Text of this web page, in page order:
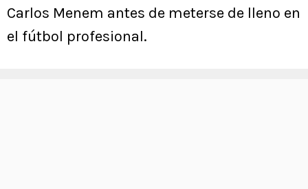
Carlos Menem antes de meterse de lleno en
el fútbol profesional.